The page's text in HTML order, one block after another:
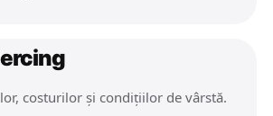
costurilor și condițiilor de vârstă.